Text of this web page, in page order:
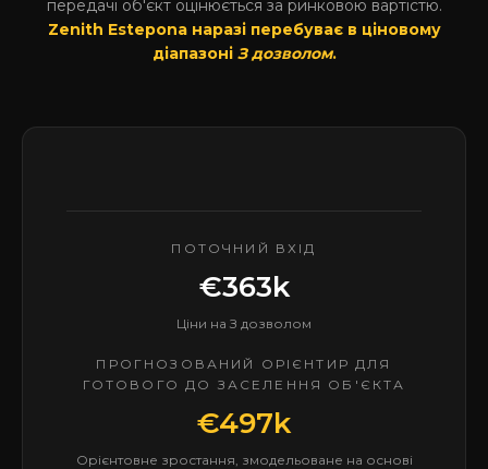
передачі об'єкт оцінюється за ринковою вартістю.
Zenith Estepona наразі перебуває в ціновому
діапазоні З дозволом.
ПОТОЧНИЙ ВХІД
€363k
Ціни на З дозволом
ПРОГНОЗОВАНИЙ ОРІЄНТИР ДЛЯ
ГОТОВОГО ДО ЗАСЕЛЕННЯ ОБ'ЄКТА
€497k
Орієнтовне зростання, змодельоване на основі